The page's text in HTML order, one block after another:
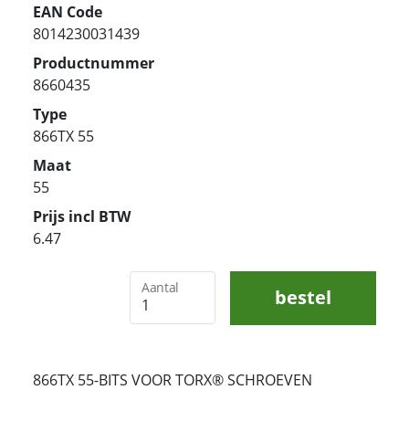
EAN Code
8014230031439
Productnummer
8660435
Type
866TX 55
Maat
55
Prijs incl BTW
6.47
Aantal bestel
866TX 55-BITS VOOR TORX® SCHROEVEN